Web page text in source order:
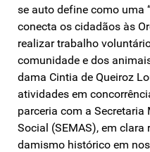
se auto define como uma
conecta os cidadãos às
realizar trabalho
comunidade e dos
dama Cintia de Queiroz
atividades em
parceria com a
Social (SEMAS), em clara
damismo histórico em